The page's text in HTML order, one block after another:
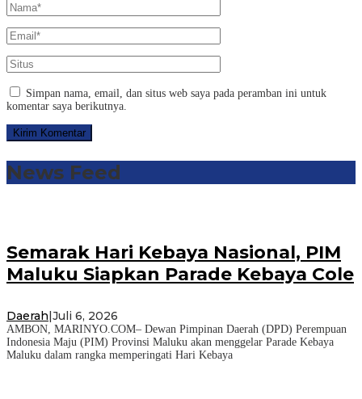
Simpan nama, email, dan situs web saya pada peramban ini untuk
komentar saya berikutnya.
News Feed
Semarak Hari Kebaya Nasional, PIM
Maluku Siapkan Parade Kebaya Cole
Daerah Juli 6, 2026
AMBON, MARINYO.COM– Dewan Pimpinan Daerah (DPD) Perempuan
Indonesia Maju (PIM) Provinsi Maluku akan menggelar Parade Kebaya
Maluku dalam rangka memperingati Hari Kebaya